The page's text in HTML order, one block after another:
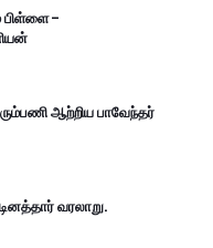
பிள்ளை -
ஆற்றிய பாவேந்தர்
வரலாறு.